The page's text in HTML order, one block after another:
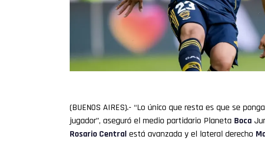
(BUENOS AIRES).- “Lo único que resta es que se
jugador”, aseguró el medio partidario Planeta Boca
Rosario Central está avanzada y el lateral derecho